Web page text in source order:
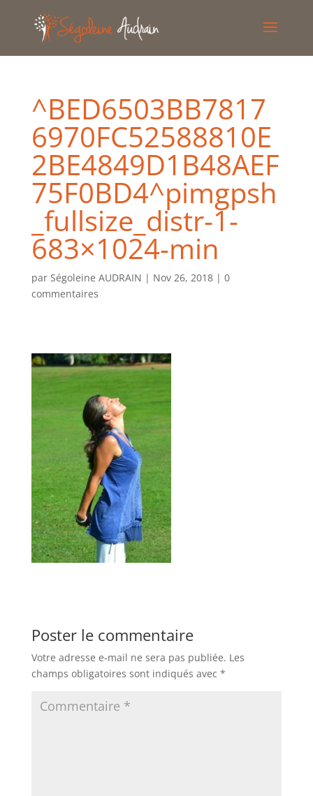
^BED6503BB7817
6970FC52588810E
2BE4849D1B48AEF
75F0BD4^pimgpsh
_fullsize_distr-1-
683×1024-min
par Ségoleine AUDRAIN | Nov 26, 2018| 0
commentaires
Poster le commentaire
Votre adresse e-mail ne sera pas publiée. Les
champs obligatoires sont indiqués avec *